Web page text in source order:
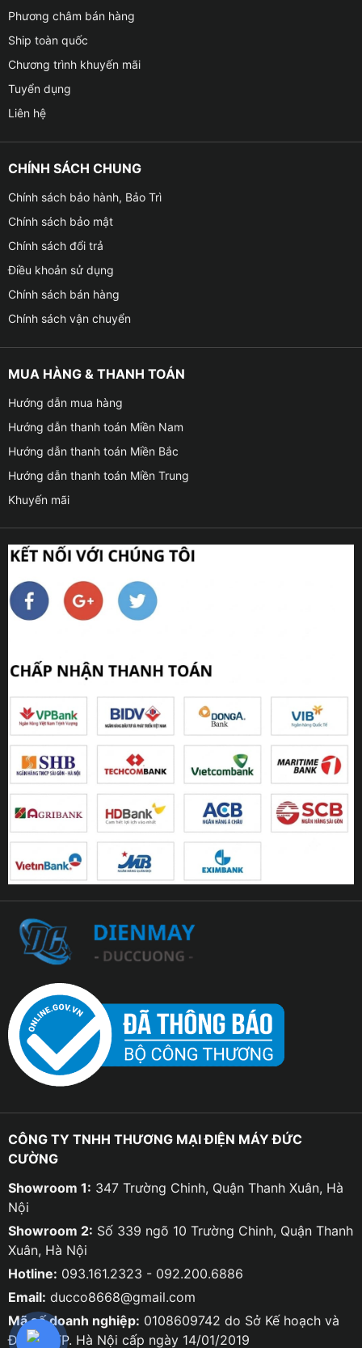
Phương châm bán hàng
Ship toàn quốc
Chương trình khuyến mãi
Tuyển dụng
Liên hệ
CHÍNH SÁCH CHUNG
Chính sách bảo hành, Bảo Trì
Chính sách bảo mật
Chính sách đổi trả
Điều khoản sử dụng
Chính sách bán hàng
Chính sách vận chuyển
MUA HÀNG & THANH TOÁN
Hướng dẫn mua hàng
Hướng dẫn thanh toán Miền Nam
Hướng dẫn thanh toán Miền Bắc
Hướng dẫn thanh toán Miền Trung
Khuyến mãi
CÔNG TY TNHH THƯƠNG MẠI ĐIỆN MÁY ĐỨC
CƯỜNG
Showroom 1: 347 Trường Chinh, Quận Thanh Xuân, Hà
Nội
Showroom 2: Số 339 ngõ 10 Trường Chinh, Quận Thanh
Xuân, Hà Nội
Hotline: 093.161.2323 - 092.200.6886
Email: ducco8668@gmail.com
Mã số doanh nghiệp: 0108609742 do Sở Kế hoạch và
Đầu tư TP. Hà Nội cấp ngày 14/01/2019